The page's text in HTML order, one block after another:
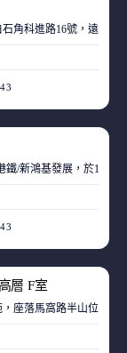
角科進路16號，遠離
鐵/新鴻基發展，於
層 F室
座落馬窩路半山位置